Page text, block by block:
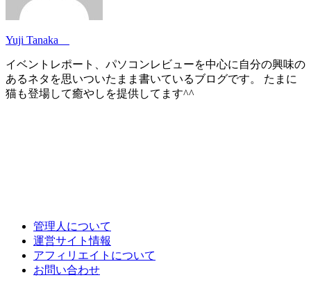
Yuji Tanaka
イベントレポート、パソコンレビューを中心に自分の興味の
あるネタを思いついたまま書いているブログです。 たまに
猫も登場して癒やしを提供してます^^
管理人について
運営サイト情報
アフィリエイトについて
お問い合わせ